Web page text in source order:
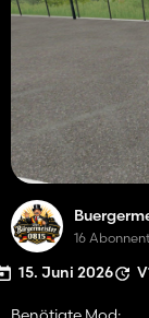
16
15. Juni 2026